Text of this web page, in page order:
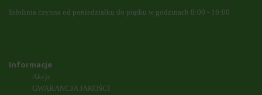
Infolinia czynna od poniedziałku do piątku w godzinach 8:00 - 16:00
Informacje
Akcje
GWARANCJA JAKOŚCI